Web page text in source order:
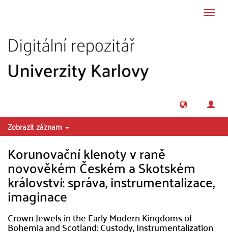
Zobrazit záznam
Korunovační klenoty v raně
novověkém Českém a Skotském
království: správa, instrumentalizace,
imaginace
Crown Jewels in the Early Modern Kingdoms of
Bohemia and Scotland: Custody, Instrumentalization